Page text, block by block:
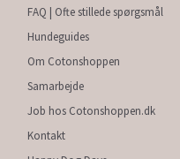
FAQ | Ofte stillede spørgsmål
Hundeguides
Om Cotonshoppen
Samarbejde
Job hos Cotonshoppen.dk
Kontakt